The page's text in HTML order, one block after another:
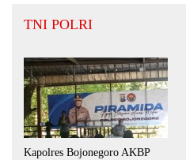
TNI POLRI
Kapolres Bojonegoro AKBP